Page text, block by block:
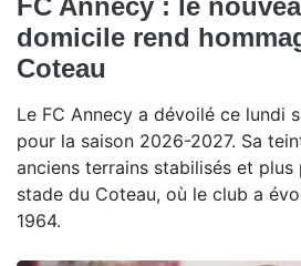
FC Annecy : le
domicile rend
Coteau
Le FC Annecy a dévoilé ce lundi
pour la saison 2026-2027. Sa
anciens terrains stabilisés et
stade du Coteau, où le club a
1964.